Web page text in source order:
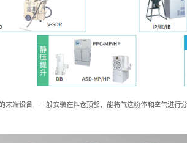
末端设备，一般安装在料仓顶部，能将气送粉体和空气进行